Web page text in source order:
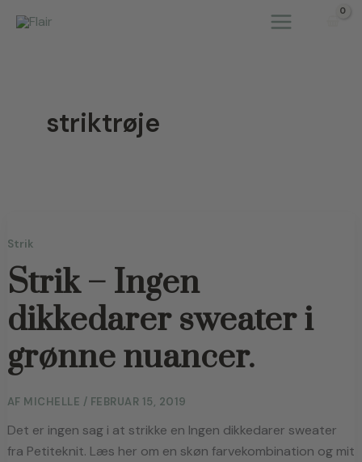
striktrøje
Strik
Strik – Ingen
dikkedarer sweater i
grønne nuancer.
AF MICHELLE / FEBRUAR 15, 2019
Det er ingen sag i at strikke en Ingen dikkedarer sweater
fra Petiteknit. Læs her om en skøn farvekombination og mit